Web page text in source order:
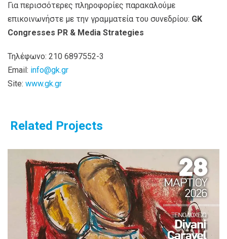
Για περισσότερες πληροφορίες παρακαλούμε
επικοινωνήστε με την γραμματεία του συνεδρίου: GK
Congresses PR & Media Strategies
Τηλέφωνο: 210 6897552-3
Email: info@gk.gr
Site: www.gk.gr
Related Projects